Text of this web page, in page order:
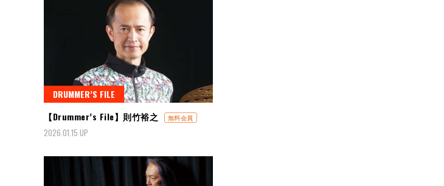
DRUMMER’S FILE
【Drummer’s File】則竹裕之
無料会員
2026.01.15 UP